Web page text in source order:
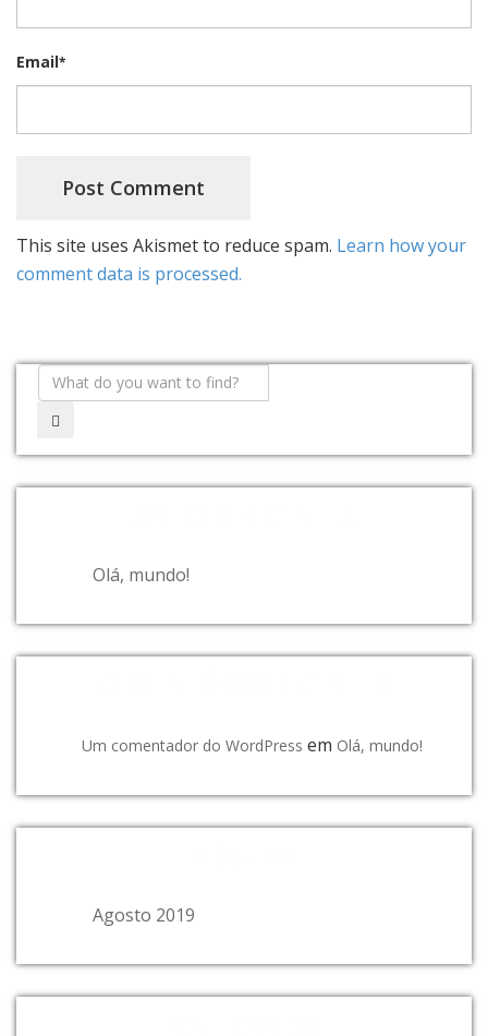
Email*
This site uses Akismet to reduce spam. Learn how your
comment data is processed.
Olá, mundo!
Um comentador do WordPress em Olá, mundo!
Agosto 2019